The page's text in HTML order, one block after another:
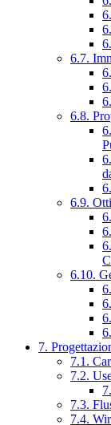
6.7.
6.8.
6.9.
6.10.
7.
7.1.
7.2.
7.3.
7.4.